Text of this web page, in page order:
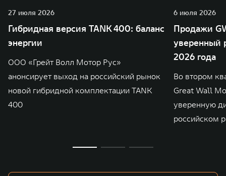
27 июля 2026
Гибридная версия TANK 400: баланс
энергии
ООО «Грейт Волл Мотор Рус»
анонсирует выход на российский рынок
новой гибридной комплектации TANK
400
6 июля 2026
Продажи
уверенный
2026 года
Во втором
Great Wall
уверенную
российском